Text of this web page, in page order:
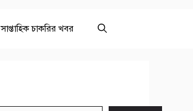
সাপ্তাহিক চাকরির খবর